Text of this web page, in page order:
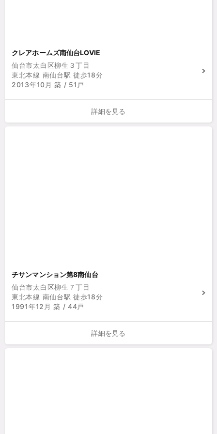
クレアホームズ南仙台LOVIE
仙台市太白区柳生３丁目
東北本線 南仙台駅 徒歩18分
2013年10月 築 / 51戸
詳細を見る
チサンマンション第8南仙台
仙台市太白区柳生７丁目
東北本線 南仙台駅 徒歩18分
1991年12月 築 / 44戸
詳細を見る